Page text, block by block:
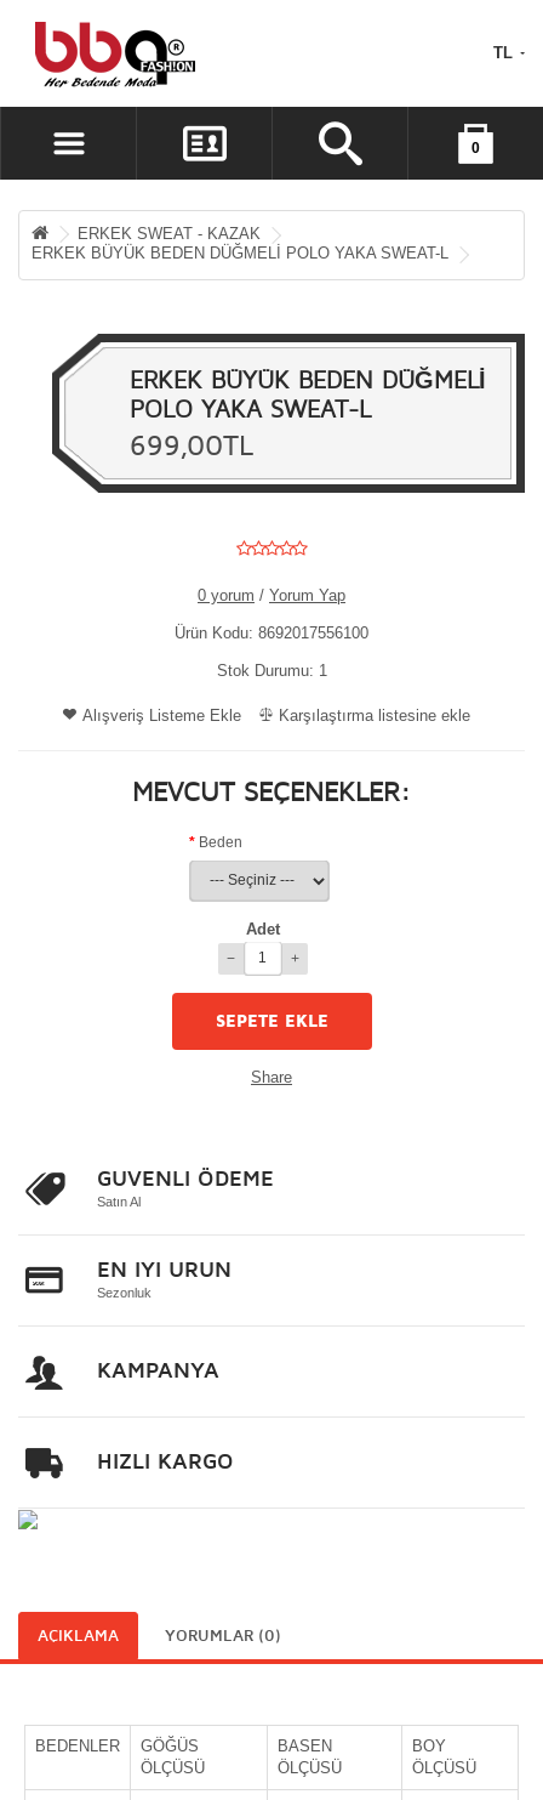
TL
HESABIM
A. LISTEM (0)
KAYIT OL
0
Alışveriş sepetiniz boş!
ERKEK SWEAT - KAZAK
ERKEK BÜYÜK BEDEN DÜĞMELİ POLO YAKA SWEAT-L
ERKEK BÜYÜK BEDEN DÜĞMELİ
POLO YAKA SWEAT-L
699,00TL
0 yorum / Yorum Yap
Ürün Kodu: 8692017556100
Stok Durumu: 1
Alışveriş Listeme Ekle Karşılaştırma listesine ekle
MEVCUT SEÇENEKLER:
Beden
Adet
− +
Share
GUVENLI ÖDEME
Satın Al
EN IYI URUN
Sezonluk
KAMPANYA
HIZLI KARGO
AÇIKLAMA YORUMLAR (0)
BEDENLER
GÖĞÜS
ÖLÇÜSÜ
BASEN
ÖLÇÜSÜ
BOY
ÖLÇÜSÜ